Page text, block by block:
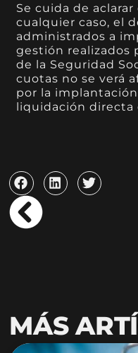
Se cuida de
cualquier caso, el
administrados a
gestión realizados
de la Seguridad
cuotas no se verá
por la
liquidación directa
MÁS